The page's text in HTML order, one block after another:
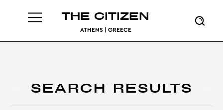
THE CITIZEN
ATHENS | GREECE
SEARCH RESULTS